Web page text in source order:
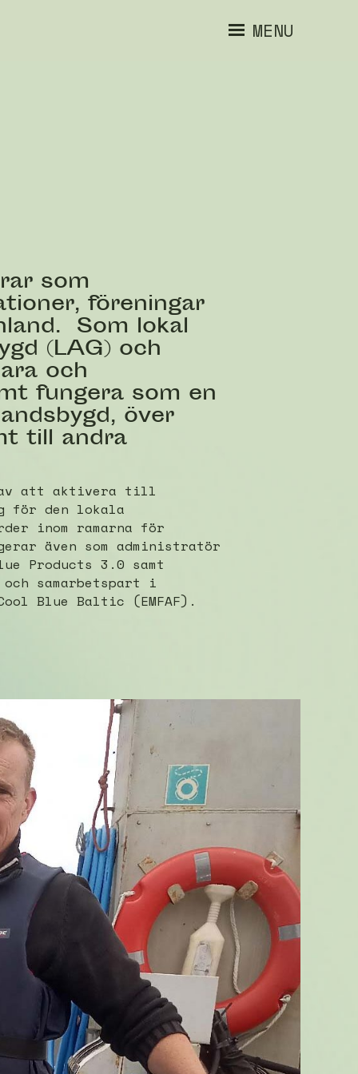
MENU
som
föreningar
Som lokal
(LAG) och
och
fungera som en
över
till andra
av att aktivera till
för den lokala
inom ramarna för
även som administratör
Products 3.0 samt
samarbetspart i
Blue Baltic (EMFAF).